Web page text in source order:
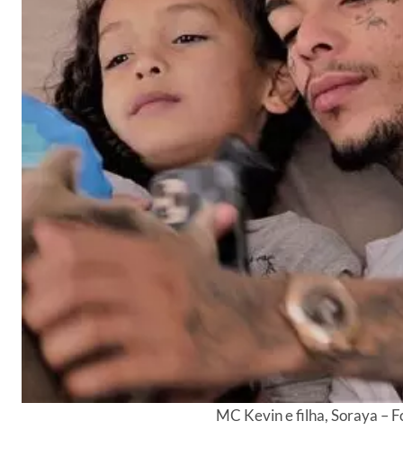
MC Kevin e filha, Soraya –